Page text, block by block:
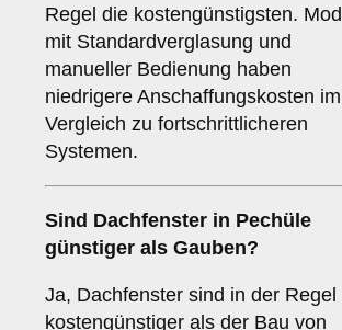
Regel die kostengünstigsten.
mit Standardverglasung und
manueller Bedienung haben
niedrigere Anschaffungskosten im
Vergleich zu fortschrittlicheren
Systemen.
Sind Dachfenster in Pechüle
günstiger als Gauben?
Ja, Dachfenster sind in der Regel
kostengünstiger als der Bau von